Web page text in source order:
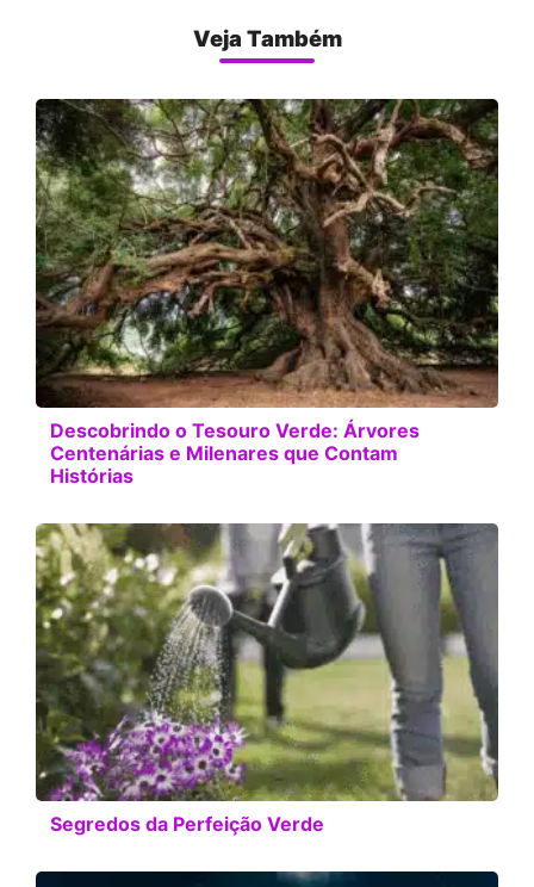
Veja Também
Descobrindo o Tesouro Verde: Árvores
Centenárias e Milenares que Contam
Histórias
Segredos da Perfeição Verde